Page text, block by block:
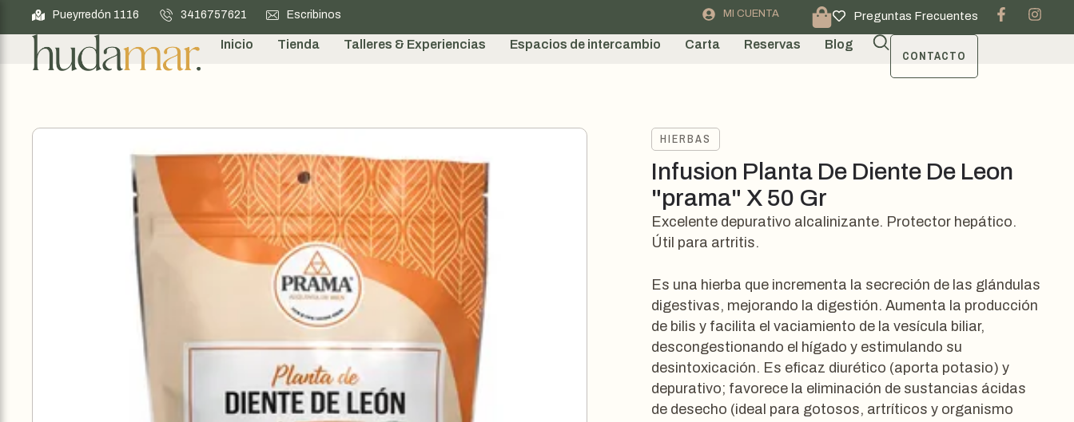
Pueyrredón 1116 3416757621 Escribinos MI CUENTA Preguntas Frecuentes
Inicio Tienda Talleres & Experiencias Espacios de intercambio Carta Reservas Blog
CONTACTO
HIERBAS
Infusion Planta De Diente De Leon
"prama" X 50 Gr
Excelente depurativo alcalinizante. Protector hepático.
Útil para artritis.
Es una hierba que incrementa la secreción de las glándulas
digestivas, mejorando la digestión. Aumenta la producción
de bilis y facilita el vaciamiento de la vesícula biliar,
descongestionando el hígado y estimulando su
desintoxicación. Es eficaz diurético (aporta potasio) y
depurativo; favorece la eliminación de sustancias ácidas
de desecho (ideal para gotosos, artríticos y organismo